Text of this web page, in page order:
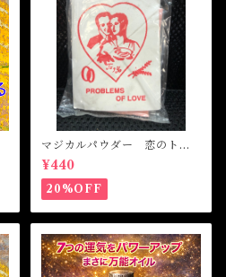
マジカルパウダー 恋のトラ
ブル Magical Powder PR
OBLEM OF LOVE
¥440
20%OFF